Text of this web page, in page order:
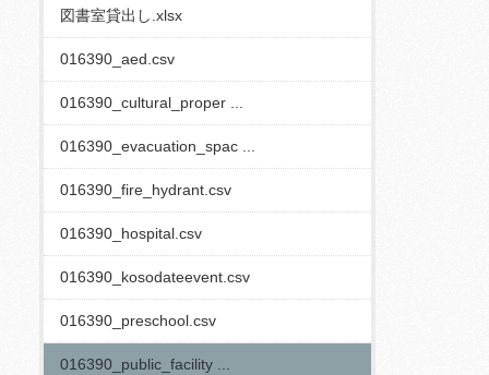
図書室貸出し.xlsx
016390_aed.csv
016390_cultural_proper ...
016390_evacuation_spac ...
016390_fire_hydrant.csv
016390_hospital.csv
016390_kosodateevent.csv
016390_preschool.csv
016390_public_facility ...